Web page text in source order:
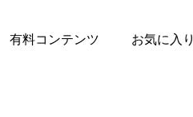
有料コンテンツ お気に入り